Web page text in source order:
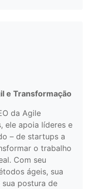
e Transformação
da Agile
ele apoia líderes e
– de startups a
o trabalho
Com seu
ágeis, sua
postura de